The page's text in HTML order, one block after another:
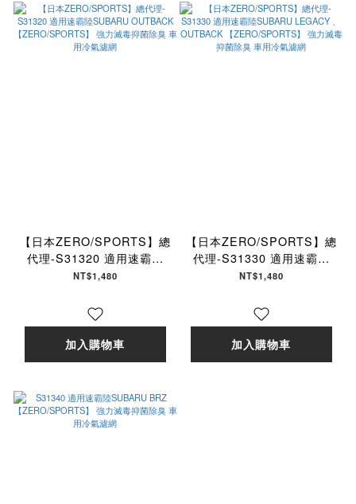
【日本ZERO/SPORTS】總
代理-S31320 適用速霸陸
SUBARU OUTBACK
滅毒抑菌除臭 車用冷氣濾網
NT$1,480
加入購物車
【日本ZERO/SPORTS】總
代理-S31330 適用速霸陸
SUBARU LEGACY 、
【ZERO/SPORTS】 強力
滅毒抑菌除臭 車用冷氣濾網
NT$1,480
加入購物車